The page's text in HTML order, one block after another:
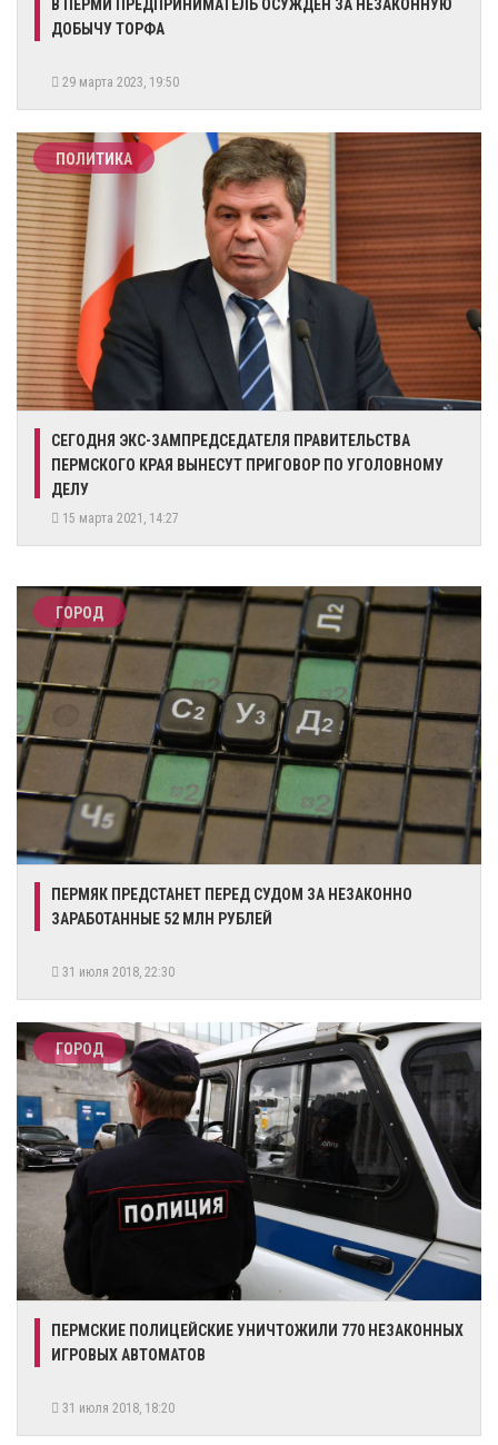
​В ПЕРМИ ПРЕДПРИНИМАТЕЛЬ ОСУЖДЕН ЗА НЕЗАКОННУЮ
ДОБЫЧУ ТОРФА
29 марта 2023, 19:50
ПОЛИТИКА
СЕГОДНЯ ЭКС-ЗАМПРЕДСЕДАТЕЛЯ ПРАВИТЕЛЬСТВА
ПЕРМСКОГО КРАЯ ВЫНЕСУТ ПРИГОВОР ПО УГОЛОВНОМУ
ДЕЛУ
15 марта 2021, 14:27
ГОРОД
ПЕРМЯК ПРЕДСТАНЕТ ПЕРЕД СУДОМ ЗА НЕЗАКОННО
ЗАРАБОТАННЫЕ 52 МЛН РУБЛЕЙ
31 июля 2018, 22:30
ГОРОД
ПЕРМСКИЕ ПОЛИЦЕЙСКИЕ УНИЧТОЖИЛИ 770 НЕЗАКОННЫХ
ИГРОВЫХ АВТОМАТОВ
31 июля 2018, 18:20